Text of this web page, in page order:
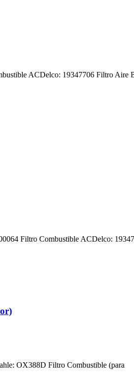
ACDelco: 19347706 Filtro Aire
Filtro Combustible ACDelco:
OX388D Filtro Combustible (para